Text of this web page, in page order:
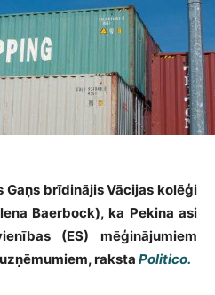
Gaņs brīdinājis Vācijas kolēģi
Baerbock), ka Pekina asi
(ES) mēģinājumiem
raksta Politico.